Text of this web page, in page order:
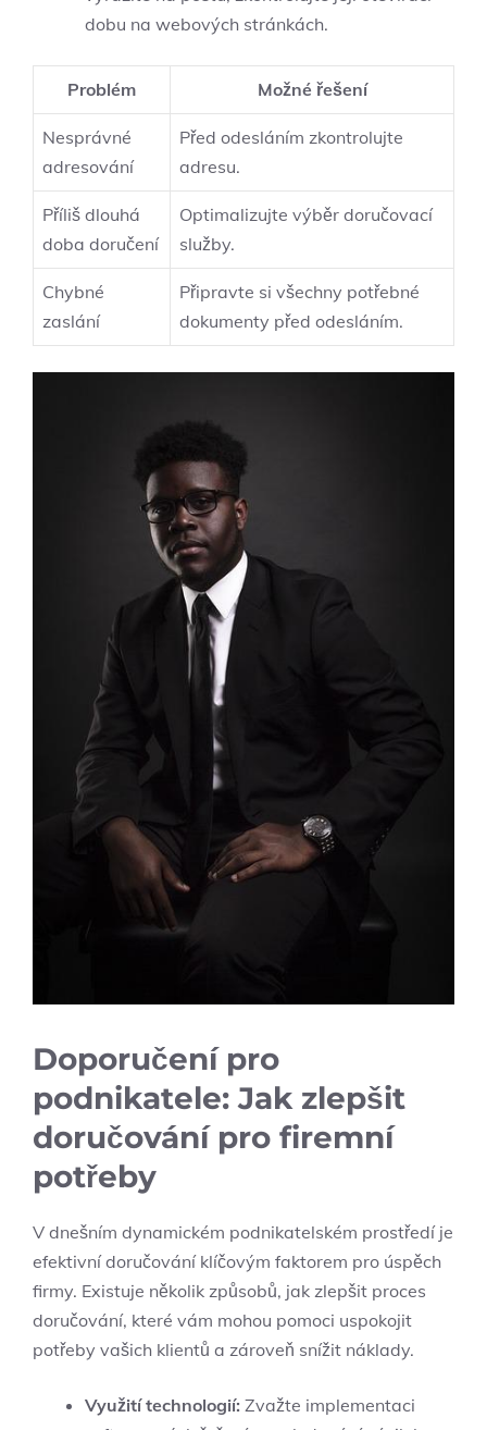
dobu na webových stránkách.
Problém Možné řešení
Nesprávné
‌adresování
Před‍ odesláním zkontrolujte
adresu.
Příliš dlouhá
doba doručení
Optimalizujte výběr doručovací
služby.
Chybné
zaslání
Připravte si všechny potřebné
dokumenty před odesláním.
Doporučení pro‌
podnikatele: Jak zlepšit
doručování ‌pro firemní
potřeby
V ⁤dnešním⁣ dynamickém ⁣podnikatelském prostředí je
efektivní doručování klíčovým⁢ faktorem pro úspěch
firmy. Existuje‌ několik způsobů, ‍jak zlepšit proces
doručování,⁢ které vám mohou ⁣pomoci uspokojit‍
potřeby ⁣vašich klientů⁣ a zároveň snížit náklady.
Využití technologií: Zvažte implementaci